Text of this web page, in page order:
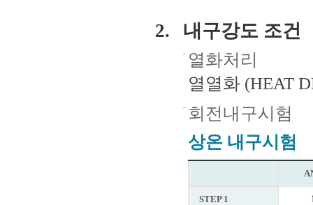
내구강도 조건
열화처리
열열화 (HEAT
회전내구시험
상온 내구시험
STEP 1